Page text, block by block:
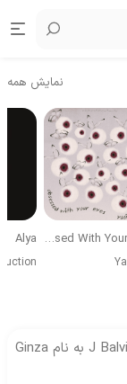
نمایش همه
Obsessed With Your Eyes
Alya